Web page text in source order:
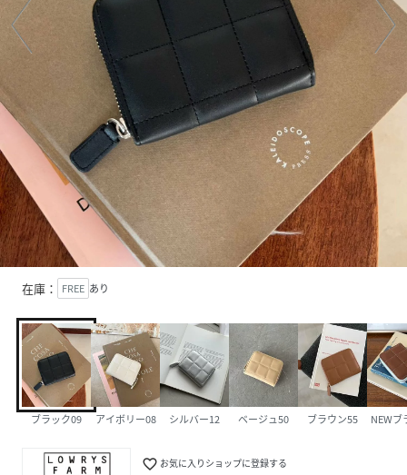
在庫： FREE あり
ブラック09 アイボリー08 シルバー12 ベージュ50 ブラウン55 NEW
favorite_border お気に入りショップに登録する